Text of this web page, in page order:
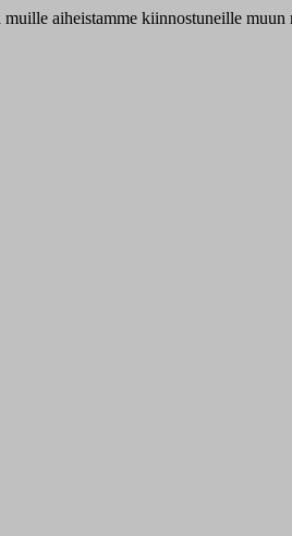
aiheistamme kiinnostuneille muun